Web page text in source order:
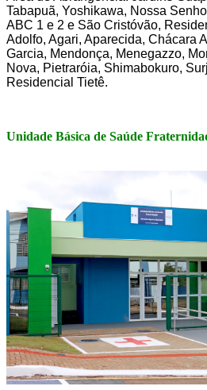
Tabapuã, Yoshikawa, Nossa
ABC 1 e 2 e São Cristóvão,
Adolfo, Agari, Aparecida, Chácara
Garcia, Mendonça, Menegazzo,
Nova, Pietraróia, Shimabokuro,
Residencial Tietê.
Unidade Básica de Saúde